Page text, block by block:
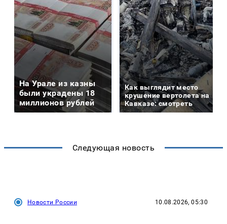
На Урале из казны
были украдены 18
миллионов рублей
Как выглядит место
крушение вертолета на
Кавказе: смотреть
Следующая новость
Новости России 10.08.2026, 05:30